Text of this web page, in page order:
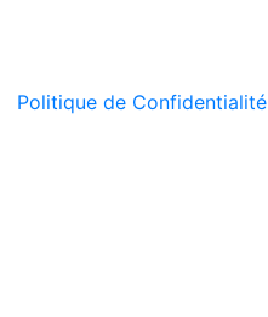
Politique de Confidentialité